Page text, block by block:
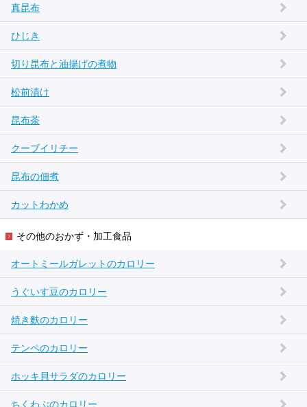
真昆布
ひじき
切り昆布と油揚げの煮物
松前漬け
昆布茶
クーブイリチー
昆布の佃煮
カットわかめ
その他のおかず・加工食品
オートミールガレットのカロリー
うぐいす豆のカロリー
焼き麩のカロリー
テンペのカロリー
ホッキ貝サラダのカロリー
ちくわぶのカロリー